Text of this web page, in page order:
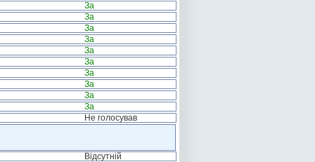
За
За
За
За
За
За
За
За
За
За
Не голосував
Відсутній